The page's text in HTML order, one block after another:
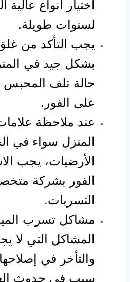
اختيار أنواع
لسنوات طويلة.
يجب التأكد من
بشكل جيد في
حالة تلف المحبس
على الفور.
عند ملاحظة
المنزل سواء في
الأرضيات، يجب
الفور بشركة
التسربات.
مشاكل تسرب
المشاكل التي لا
والتأخر في
سبب في حدوث